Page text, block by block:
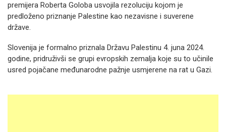
premijera Roberta Goloba usvojila rezoluciju kojom je
predloženo priznanje Palestine kao nezavisne i suverene
države.
Slovenija je formalno priznala Državu Palestinu 4. juna 2024.
godine, pridruživši se grupi evropskih zemalja koje su to učinile
usred pojačane međunarodne pažnje usmjerene na rat u Gazi.